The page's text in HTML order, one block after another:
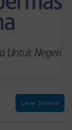
Lihat Semua